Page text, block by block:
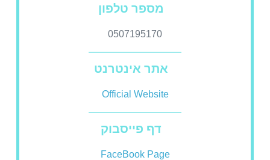
מספר טלפון
0507195170
אתר אינטרנט
Official Website
דף פייסבוק
FaceBook Page